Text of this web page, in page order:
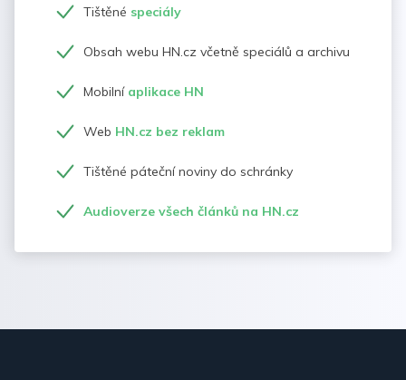
Tištěné speciály
Obsah webu HN.cz včetně speciálů a archivu
Mobilní aplikace HN
Web HN.cz bez reklam
Tištěné páteční noviny do schránky
Audioverze všech článků na HN.cz